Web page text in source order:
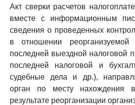
Акт сверки расчетов
вместе с информационным
сведения о проведенных
в отношении реорганизуемой
последней выездной налоговой
последней налоговой и
судебные дела и др.),
орган по месту нахождения
результате реорганизации